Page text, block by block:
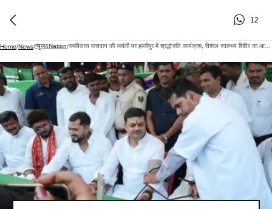
12
Home/News/न्यूज़4Nation/